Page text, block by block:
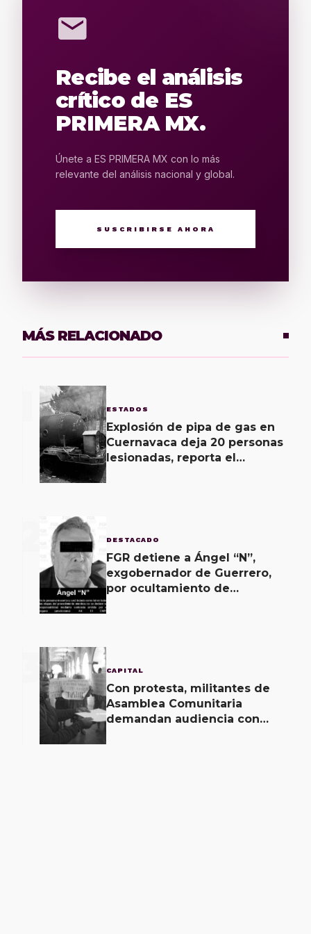
mail
Recibe el análisis
crítico de ES
PRIMERA MX.
Únete a ES PRIMERA MX con lo más
relevante del análisis nacional y global.
SUSCRIBIRSE AHORA
MÁS RELACIONADO
ESTADOS
Explosión de pipa de gas en
Cuernavaca deja 20 personas
lesionadas, reporta el
DESTACADO
FGR detiene a Ángel “N”,
exgobernador de Guerrero,
por ocultamiento de
3 CAPITAL
Con protesta, militantes de
Asamblea Comunitaria
demandan audiencia con